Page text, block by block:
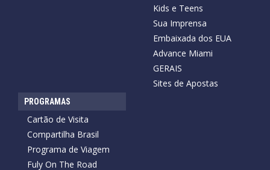
Kids e Teens
Sua Imprensa
Embaixada dos EUA
Advance Miami
GERAIS
Sites de Apostas
PROGRAMAS
Cartão de Visita
Compartilha Brasil
Programa de Viagem
Fuly On The Road